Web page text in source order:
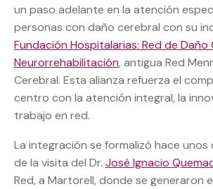
un paso adelante en la atención
personas con daño cerebral con su
Fundación Hospitalarias: Red de Daño
Neurorrehabilitación, antigua Red
Cerebral. Esta alianza refuerza el
centro con la atención integral, la
trabajo en red.
La integración se formalizó hace unos
de la visita del Dr. José Ignacio
Red, a Martorell, donde se generaron